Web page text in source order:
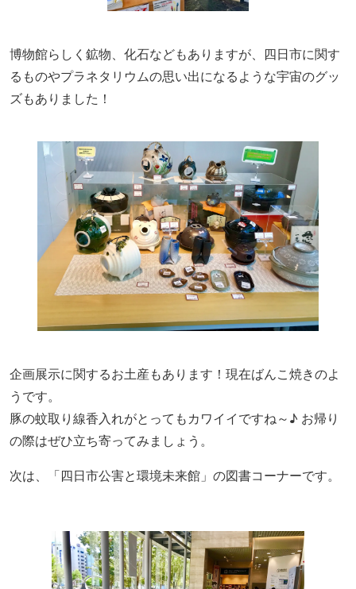
博物館らしく鉱物、化石などもありますが、四日市に関す
るものやプラネタリウムの思い出になるような宇宙のグッ
ズもありました！
企画展示に関するお土産もあります！現在ばんこ焼きのよ
うです。
豚の蚊取り線香入れがとってもカワイイですね～♪ お帰り
の際はぜひ立ち寄ってみましょう。
次は、「四日市公害と環境未来館」の図書コーナーです。